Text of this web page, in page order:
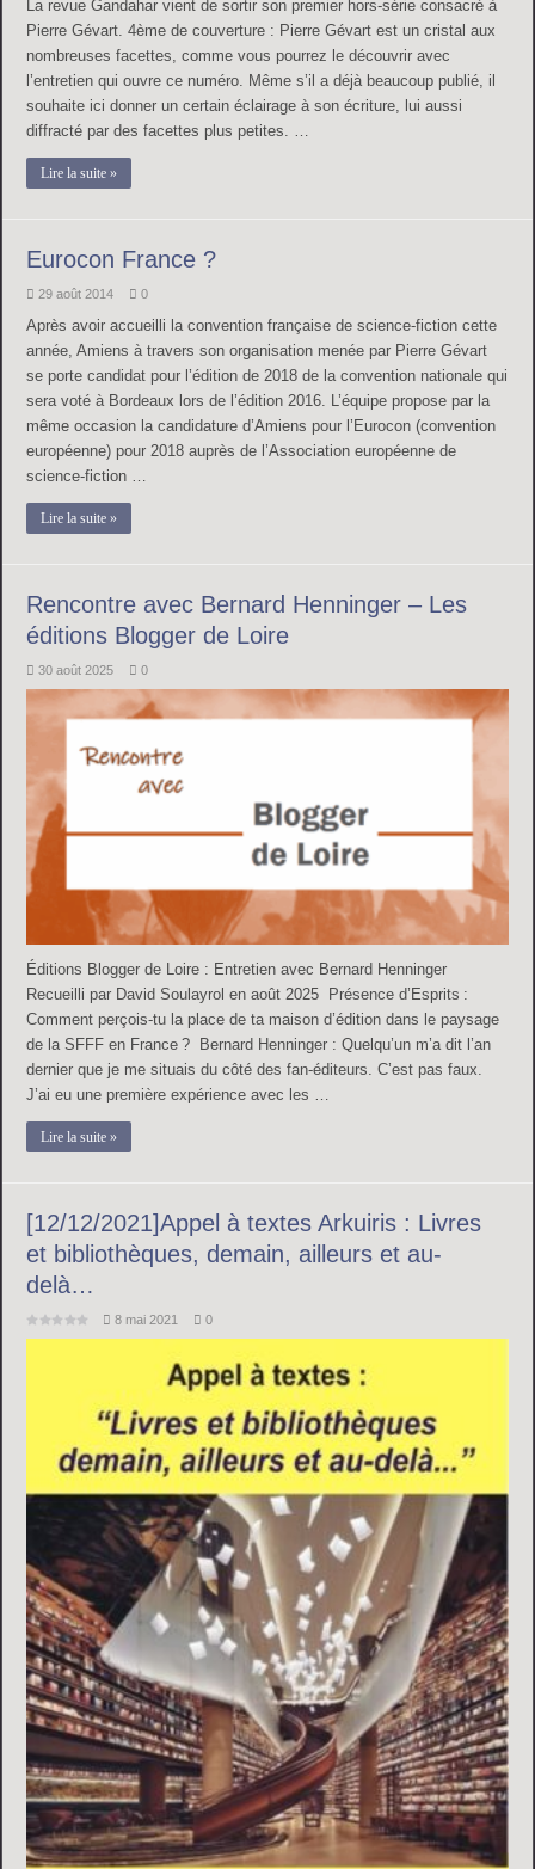
La revue Gandahar vient de sortir son premier hors-série consacré à
Pierre Gévart. 4ème de couverture : Pierre Gévart est un cristal aux
nombreuses facettes, comme vous pourrez le découvrir avec
l’entretien qui ouvre ce numéro. Même s’il a déjà beaucoup publié, il
souhaite ici donner un certain éclairage à son écriture, lui aussi
diffracté par des facettes plus petites. …
Lire la suite »
Eurocon France ?
29 août 2014 0
Après avoir accueilli la convention française de science-fiction cette
année, Amiens à travers son organisation menée par Pierre Gévart
se porte candidat pour l’édition de 2018 de la convention nationale qui
sera voté à Bordeaux lors de l’édition 2016. L’équipe propose par la
même occasion la candidature d’Amiens pour l’Eurocon (convention
européenne) pour 2018 auprès de l’Association européenne de
science-fiction …
Lire la suite »
Rencontre avec Bernard Henninger – Les
éditions Blogger de Loire
30 août 2025 0
Éditions Blogger de Loire : Entretien avec Bernard Henninger
Recueilli par David Soulayrol en août 2025 Présence d’Esprits :
Comment perçois-tu la place de ta maison d’édition dans le paysage
de la SFFF en France ? Bernard Henninger : Quelqu’un m’a dit l’an
dernier que je me situais du côté des fan-éditeurs. C’est pas faux.
J’ai eu une première expérience avec les …
Lire la suite »
[12/12/2021]Appel à textes Arkuiris : Livres
et bibliothèques, demain, ailleurs et au-
delà…
8 mai 2021 0